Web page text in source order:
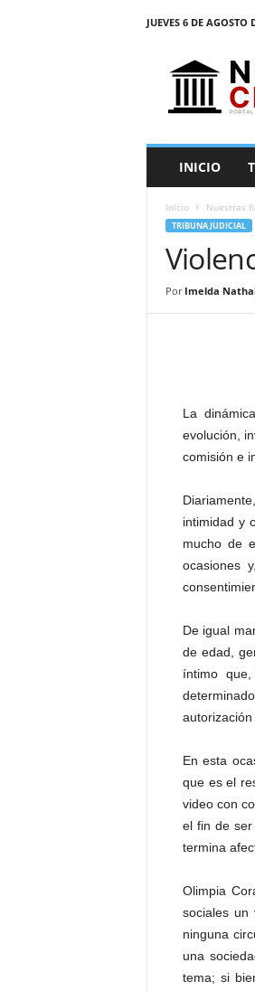
JUEVES 6 DE AGOSTO
INICIO
Inicio Nuestras
TRIBUNA JUDICIAL
Por Imelda
La
evolución,
comisión e
intimidad y
mucho de
ocasiones
De igual
de edad,
íntimo
En esta
que es el
video con
el fin de ser
termina
Olimpia
sociales un
ninguna
una
tema; si